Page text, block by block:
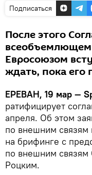
Подписаться
После этого
всеобъемлющем
Евросоюзом
ждать, пока его
ЕРЕВАН, 19 мар —
ратифицирует
апреля. Об этом
по внешним
на брифинге с
по внешним
Роцким.